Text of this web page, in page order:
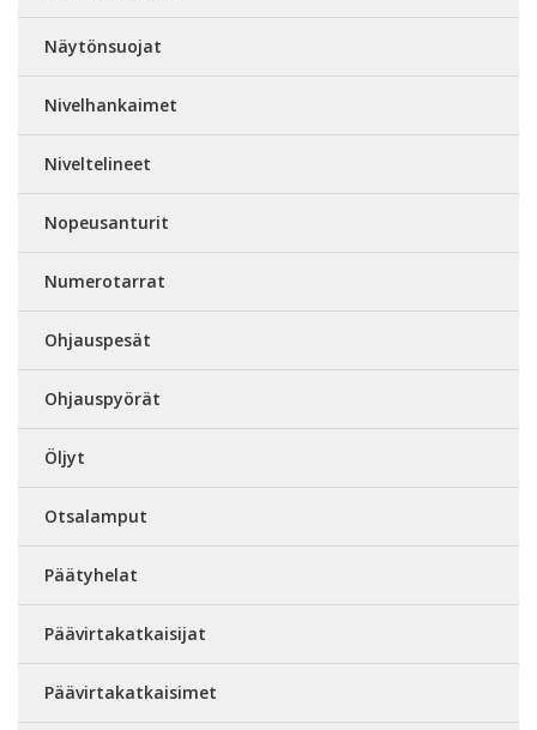
Näytönsuojat
Nivelhankaimet
Niveltelineet
Nopeusanturit
Numerotarrat
Ohjauspesät
Ohjauspyörät
Öljyt
Otsalamput
Päätyhelat
Päävirtakatkaisijat
Päävirtakatkaisimet